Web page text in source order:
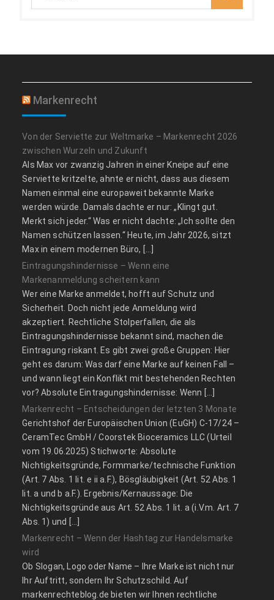
Markenrecht
Von der Serviette zur Weltmarke – Markenrecht 2026
zwischen Wurzeln und Zukunft
Als Max vor zwanzig Jahren in einer Kneipe auf eine
Serviette kritzelte, ahnte er nicht, dass aus diesem
Namen einmal eine europaweit bekannte Marke
werden würde. Damals dachte er nur: „Klingt gut.
Merkt sich jeder.“ Was er nicht dachte: „Ich sollte den
Namen schützen lassen.“ Heute, im Jahr 2026, sitzt
Max in einem modernen Büro, […]
Eintragungshindernisse – Wenn eine
Markenanmeldung scheitern kann
Wer eine Marke anmeldet, hofft auf Schutz und
Sicherheit. Doch nicht jede Anmeldung wird
akzeptiert. Rechtliche Stolperfallen, die als
Eintragungshindernisse bekannt sind, machen die
Eintragung riskant. Es gibt zwei große Gruppen: Hier
geht es darum: Was darf eine Marke auf keinen Fall –
und wann liegt ein Konflikt mit bestehenden Rechten
vor? Absolute Eintragungshindernisse: Wenn […]
Markenrecht – Entscheidungen der letzten 3 Monate
Gerichtshof der Europäischen Union (EuGH) C‑17/24 –
CeramTec GmbH / Coorstek Bioceramics LLC (Urteil
vom 19.06.2025) Stichworte: Absolute
Nichtigkeitsgründe, Formmarke/technische Funktion
(Art. 7 Abs. 1 lit. e ii a.F.), Bösgläubigkeit (Art. 52 Abs. 1
lit. a und b a.F.). Ergebnis/Kernaussage: Die
Nichtigkeitsgründe aus Art. 52 Abs. 1 lit. a (i.V.m. Art. 7
Abs. 1) und […]
Markenrecht – Wenn der Hashtag zur Handelsmarke
wird
Ob Slogan, Logo oder Name – Ihre Marke ist nicht nur
Ihr Auftritt, sondern Ihr Schutzschild. Auf
markenrechteblog.de bieten wir Ihnen rechtliche